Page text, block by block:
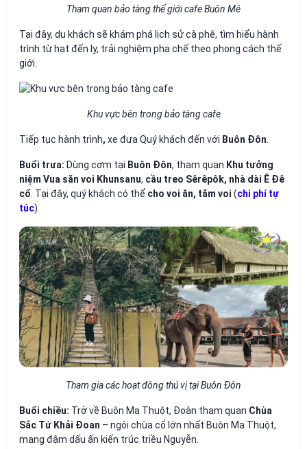
Tham quan bảo tàng thế giới cafe Buôn Mê
Tại đây, du khách sẽ khám phá lịch sử cà phê, tìm hiểu hành
trình từ hạt đến ly, trải nghiệm pha chế theo phong cách thế
giới.
Khu vực bên trong bảo tàng cafe
Tiếp tục hành trình, xe đưa Quý khách đến với Buôn Đôn
Buổi trưa: Dùng cơm tại Buôn Đôn, tham quan Khu tưởng
niệm Vua săn voi Khunsanu, cầu treo Sêrêpôk, nhà dài Ê Đê
cổ . Tại đây, quý khách có thể cho voi ăn, tắm voi (chi phí tự
túc).
Tham gia các hoạt đông thú vị tại Buôn Đôn
Buổi chiều: Trở về Buôn Ma Thuột, Đoàn tham quan Chùa
Sắc Tứ Khải Đoan – ngôi chùa cổ lớn nhất Buôn Ma Thuột,
mang đậm dấu ấn kiến trúc triều Nguyễn.